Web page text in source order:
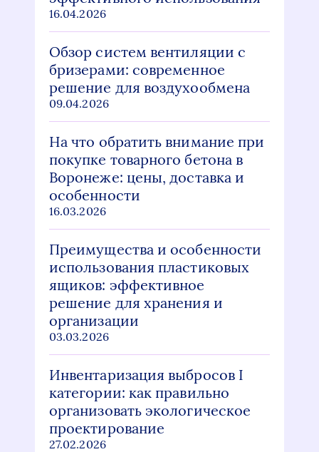
16.04.2026
Обзор систем вентиляции с
бризерами: современное
решение для воздухообмена
09.04.2026
На что обратить внимание при
покупке товарного бетона в
Воронеже: цены, доставка и
особенности
16.03.2026
Преимущества и особенности
использования пластиковых
ящиков: эффективное
решение для хранения и
организации
03.03.2026
Инвентаризация выбросов I
категории: как правильно
организовать экологическое
проектирование
27.02.2026